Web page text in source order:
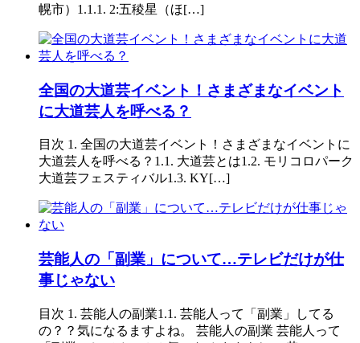
幌市）1.1.1. 2:五稜星（ほ[…]
全国の大道芸イベント！さまざまなイベント
に大道芸人を呼べる？
目次 1. 全国の大道芸イベント！さまざまなイベントに
大道芸人を呼べる？1.1. 大道芸とは1.2. モリコロパーク
大道芸フェスティバル1.3. KY[…]
芸能人の「副業」について…テレビだけが仕
事じゃない
目次 1. 芸能人の副業1.1. 芸能人って「副業」してる
の？？気になるますよね。 芸能人の副業 芸能人って